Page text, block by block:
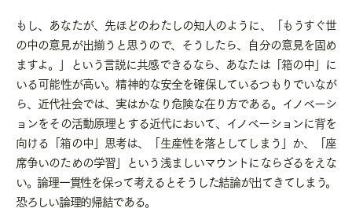
もし、あなたが、先ほどのわたしの知人のように、「もうすぐ世
の中の意見が出揃うと思うので、そうしたら、自分の意見を固め
ますよ。」という言説に共感できるなら、あなたは「箱の中」に
いる可能性が高い。精神的な安全を確保しているつもりでいなが
ら、近代社会では、実はかなり危険な在り方である。イノベーシ
ョンをその活動原理とする近代において、イノベーションに背を
向ける「箱の中」思考は、「生産性を落としてしまう」か、「座
席争いのための学習」という浅ましいマウントにならざるをえな
い。論理一貫性を保って考えるとそうした結論が出てきてしまう。
恐ろしい論理的帰結である。